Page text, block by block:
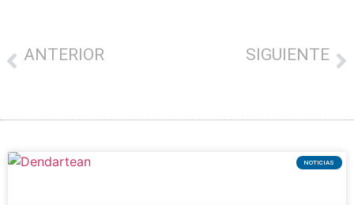
ANTERIOR SIGUIENTE
NOTICIAS